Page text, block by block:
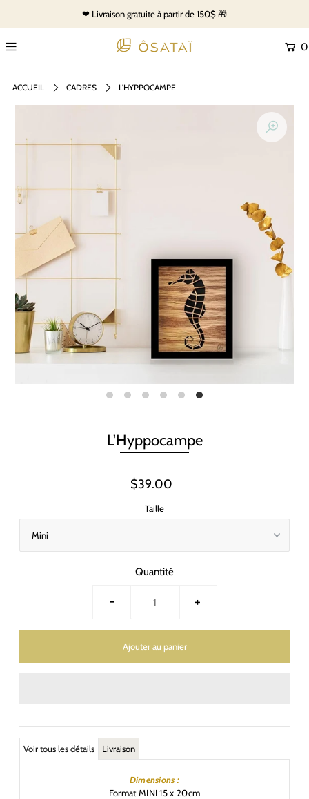
❤ Livraison gratuite à partir de 150$ 🎁
0
ACCUEIL CADRES L'HYPPOCAMPE
L'Hyppocampe
$39.00
Taille
Quantité
- +
Voir tous les détails Livraison
Dimensions :
Format MINI 15 x 20cm